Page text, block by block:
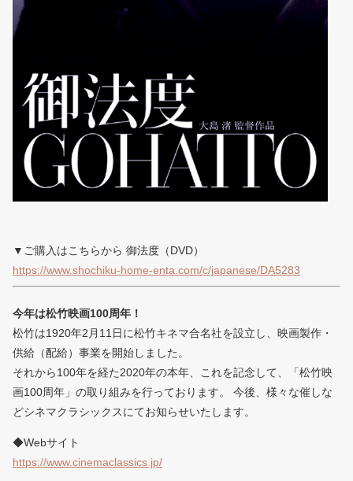
▼ご購入はこちらから 御法度（DVD）
https://www.shochiku-home-enta.com/c/japanese/DA5283
今年は松竹映画100周年！
松竹は1920年2月11日に松竹キネマ合名社を設立し、映画製作・
供給（配給）事業を開始しました。
それから100年を経た2020年の本年、これを記念して、「松竹映
画100周年」の取り組みを行っております。 今後、様々な催しな
どシネマクラシックスにてお知らせいたします。
◆Webサイト
https://www.cinemaclassics.jp/